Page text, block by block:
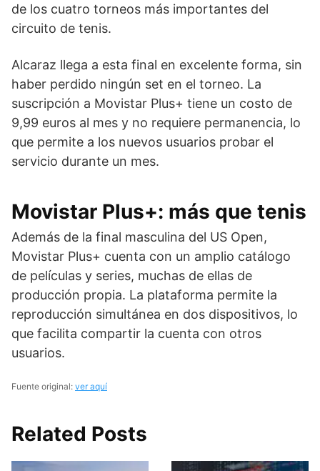
de los cuatro torneos más importantes del
circuito de tenis.
Alcaraz llega a esta final en excelente forma, sin
haber perdido ningún set en el torneo. La
suscripción a Movistar Plus+ tiene un costo de
9,99 euros al mes y no requiere permanencia, lo
que permite a los nuevos usuarios probar el
servicio durante un mes.
Movistar Plus+: más que tenis
Además de la final masculina del US Open,
Movistar Plus+ cuenta con un amplio catálogo
de películas y series, muchas de ellas de
producción propia. La plataforma permite la
reproducción simultánea en dos dispositivos, lo
que facilita compartir la cuenta con otros
usuarios.
Fuente original: ver aquí
Related Posts